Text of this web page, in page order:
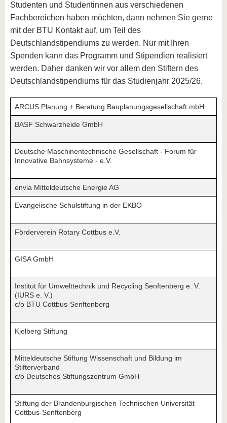
Studenten und Studentinnen aus verschiedenen
Fachbereichen haben möchten, dann nehmen Sie gerne
mit der BTU Kontakt auf, um Teil des
Deutschlandstipendiums zu werden. Nur mit Ihren
Spenden kann das Programm und Stipendien realisiert
werden. Daher danken wir vor allem den Stiftern des
Deutschlandstipendiums für das Studienjahr 2025/26.
ARCUS Planung + Beratung Bauplanungsgesellschaft mbH
BASF Schwarzheide GmbH
Deutsche Maschinentechnische Gesellschaft - Forum für
Innovative Bahnsysteme - e.V.
envia Mitteldeutsche Energie AG
Evangelische Schulstiftung in der EKBO
Förderverein Rotary Cottbus e.V.
GISA GmbH
Institut für Umwelttechnik und Recycling Senftenberg e. V.
(IURS e. V.)
c/o BTU Cottbus-Senftenberg
Kjelberg Stiftung
Mitteldeutsche Stiftung Wissenschaft und Bildung im
Stifterverband
c/o Deutsches Stiftungszentrum GmbH
Stiftung der Brandenburgischen Technischen Universität
Cottbus-Senftenberg